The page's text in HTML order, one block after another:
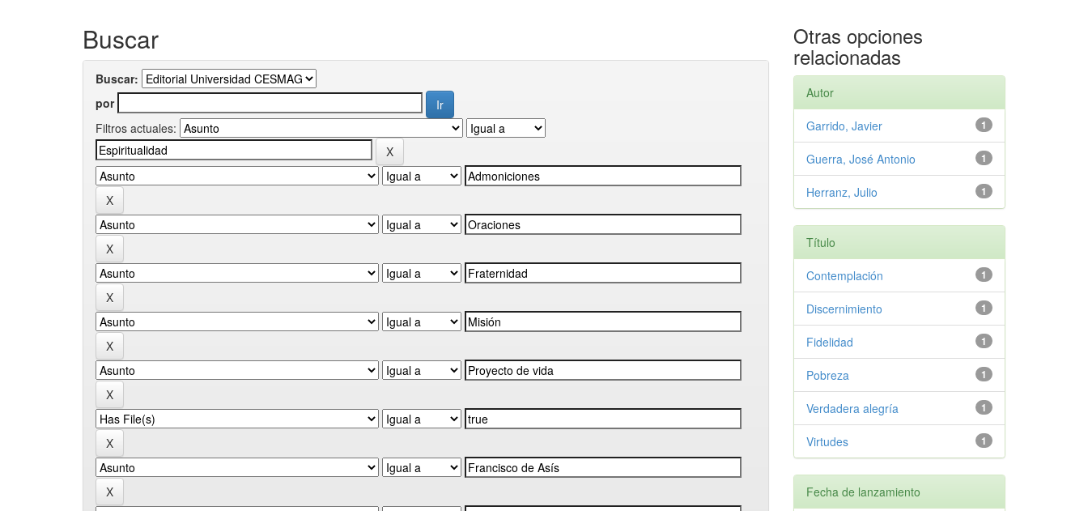
Buscar
Buscar:
por
Filtros actuales:
Otras opciones
relacionadas
Autor
1
Garrido, Javier
1
Guerra, José Antonio
1
Herranz, Julio
Título
1
Contemplación
1
Discernimiento
1
Fidelidad
1
Pobreza
1
Verdadera alegría
1
Virtudes
Fecha de lanzamiento